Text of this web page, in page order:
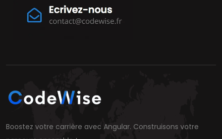
Boostez votre carrière avec Angular. Construisons votre